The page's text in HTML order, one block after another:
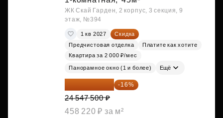
ЖК Скай Гарден, 2 корпус, 3 секция, 9
этаж, №394
1 кв 2027
Скидка
Предчистовая отделка
Платите как хотите
Квартира за 2 000 ₽/мес
Панорамное окно (1 и более) Ещё
20 619 900 ₽ -16%
24 547 500 ₽
458 220 ₽ за м²